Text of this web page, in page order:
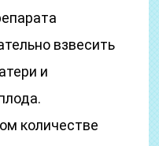
взвесить
и
количестве